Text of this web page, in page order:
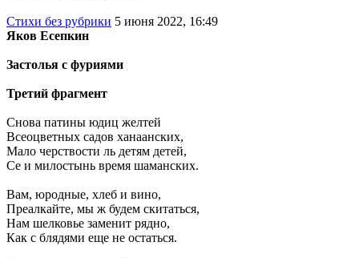
Стихи без рубрики 5 июня 2022, 16:49
Яков Есепкин
Застолья с фуриями
Третий фрагмент
Снова патины юдиц желтей
Всеоцветных садов ханаанских,
Мало черствости ль детям детей,
Се и милостынь время шаманских.
Вам, юродные, хлеб и вино,
Преалкайте, мы ж будем скитаться,
Нам шелковье заменит рядно,
Как с блядями еще не остаться.